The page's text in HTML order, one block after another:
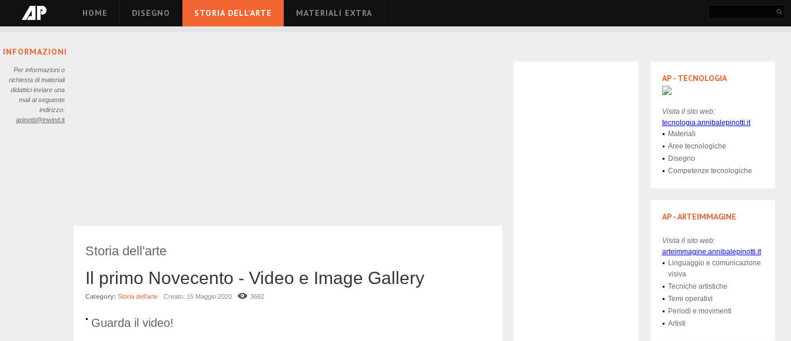
HOME DISEGNO STORIA DELL'ARTE MATERIALI EXTRA
Storia dell'arte
Il primo Novecento - Video e Image Gallery
Category: Storia dell'arte Creato: 15 Maggio 2020 3662
Guarda il video!
AP - TECNOLOGIA
Visita il sito web:
tecnologia.annibalepinotti.it
Materiali
Aree tecnologiche
Disegno
Competenze tecnologiche
AP - ARTEIMMAGINE
Visita il sito web:
arteimmagine.annibalepinotti.it
Linguaggio e comunicazione
visiva
Tecniche artistiche
Temi operativi
Periodi e movimenti
Artisti
INFORMAZIONI
Per informazioni o
richiesta di materiali
didattici inviare una
mail al seguente
indirizzo:
apinotti@inwind.it